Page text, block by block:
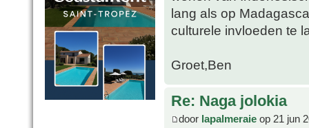
lang als op
culturele invloeden te
Groet,Ben
Re: Naga jolokia
door lapalmeraie op 21 jun